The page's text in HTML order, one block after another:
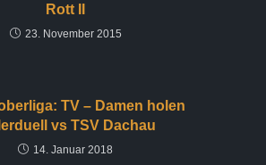
Rott II
23. November 2015
TV – Damen holen
vs TSV Dachau
14. Januar 2018